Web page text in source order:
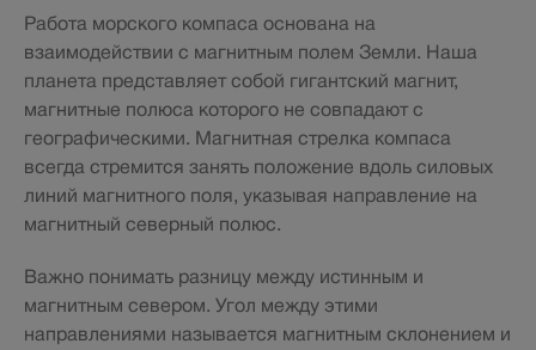
Работа морского компаса основана на
взаимодействии с магнитным полем Земли. Наша
планета представляет собой гигантский магнит,
магнитные полюса которого не совпадают с
географическими. Магнитная стрелка компаса
всегда стремится занять положение вдоль силовых
линий магнитного поля, указывая направление на
магнитный северный полюс.
Важно понимать разницу между истинным и
магнитным севером. Угол между этими
направлениями называется магнитным склонением и